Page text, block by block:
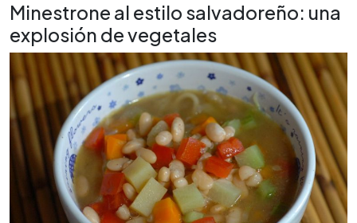
Minestrone al estilo salvadoreño: una
explosión de vegetales